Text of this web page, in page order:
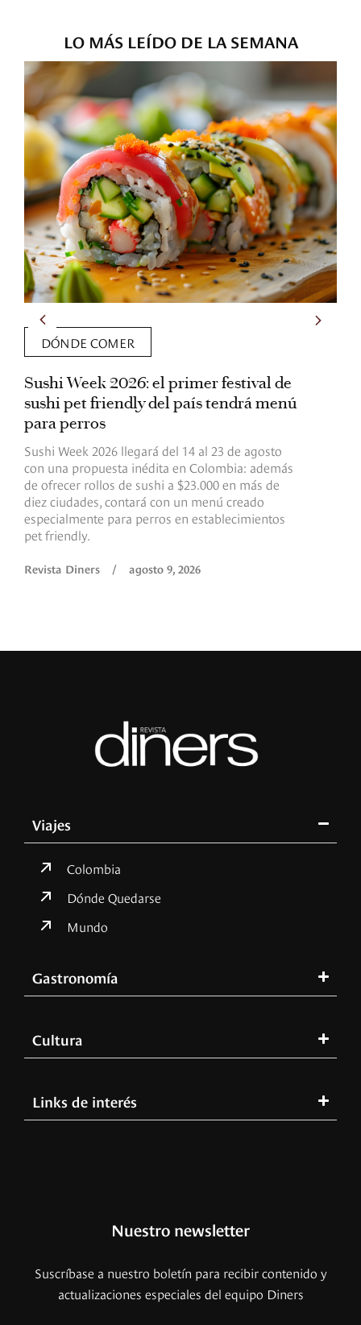
LO MÁS LEÍDO DE LA SEMANA
DÓNDE COMER
Sushi Week 2026: el primer festival de
sushi pet friendly del país tendrá menú
para perros
Sushi Week 2026 llegará del 14 al 23 de agosto
con una propuesta inédita en Colombia: además
de ofrecer rollos de sushi a $23.000 en más de
diez ciudades, contará con un menú creado
especialmente para perros en establecimientos
pet friendly.
Revista Diners / agosto 9, 2026
Viajes
Colombia
Dónde Quedarse
Mundo
Gastronomía
Cultura
Links de interés
Nuestro newsletter
Suscríbase a nuestro boletín para recibir contenido y
actualizaciones especiales del equipo Diners